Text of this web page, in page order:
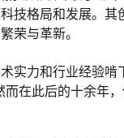
技格局和发展。
荣与革新。
实力和行业经验
在此后的十余年，